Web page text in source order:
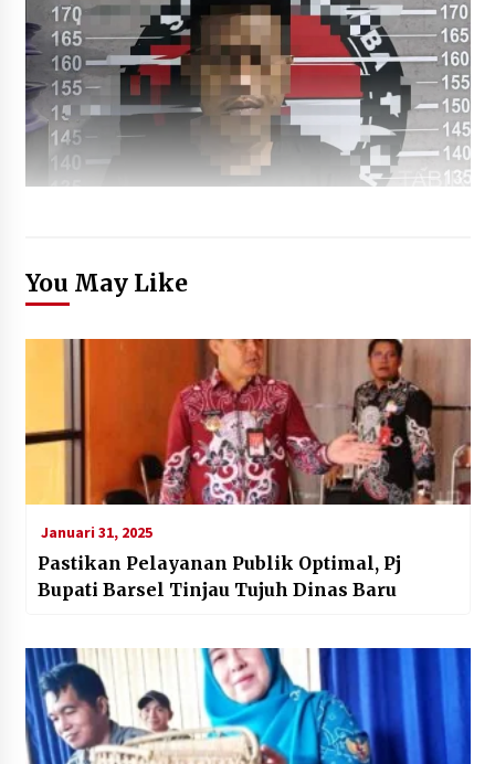
You May Like
Januari 31, 2025
Pastikan Pelayanan Publik Optimal, Pj
Bupati Barsel Tinjau Tujuh Dinas Baru